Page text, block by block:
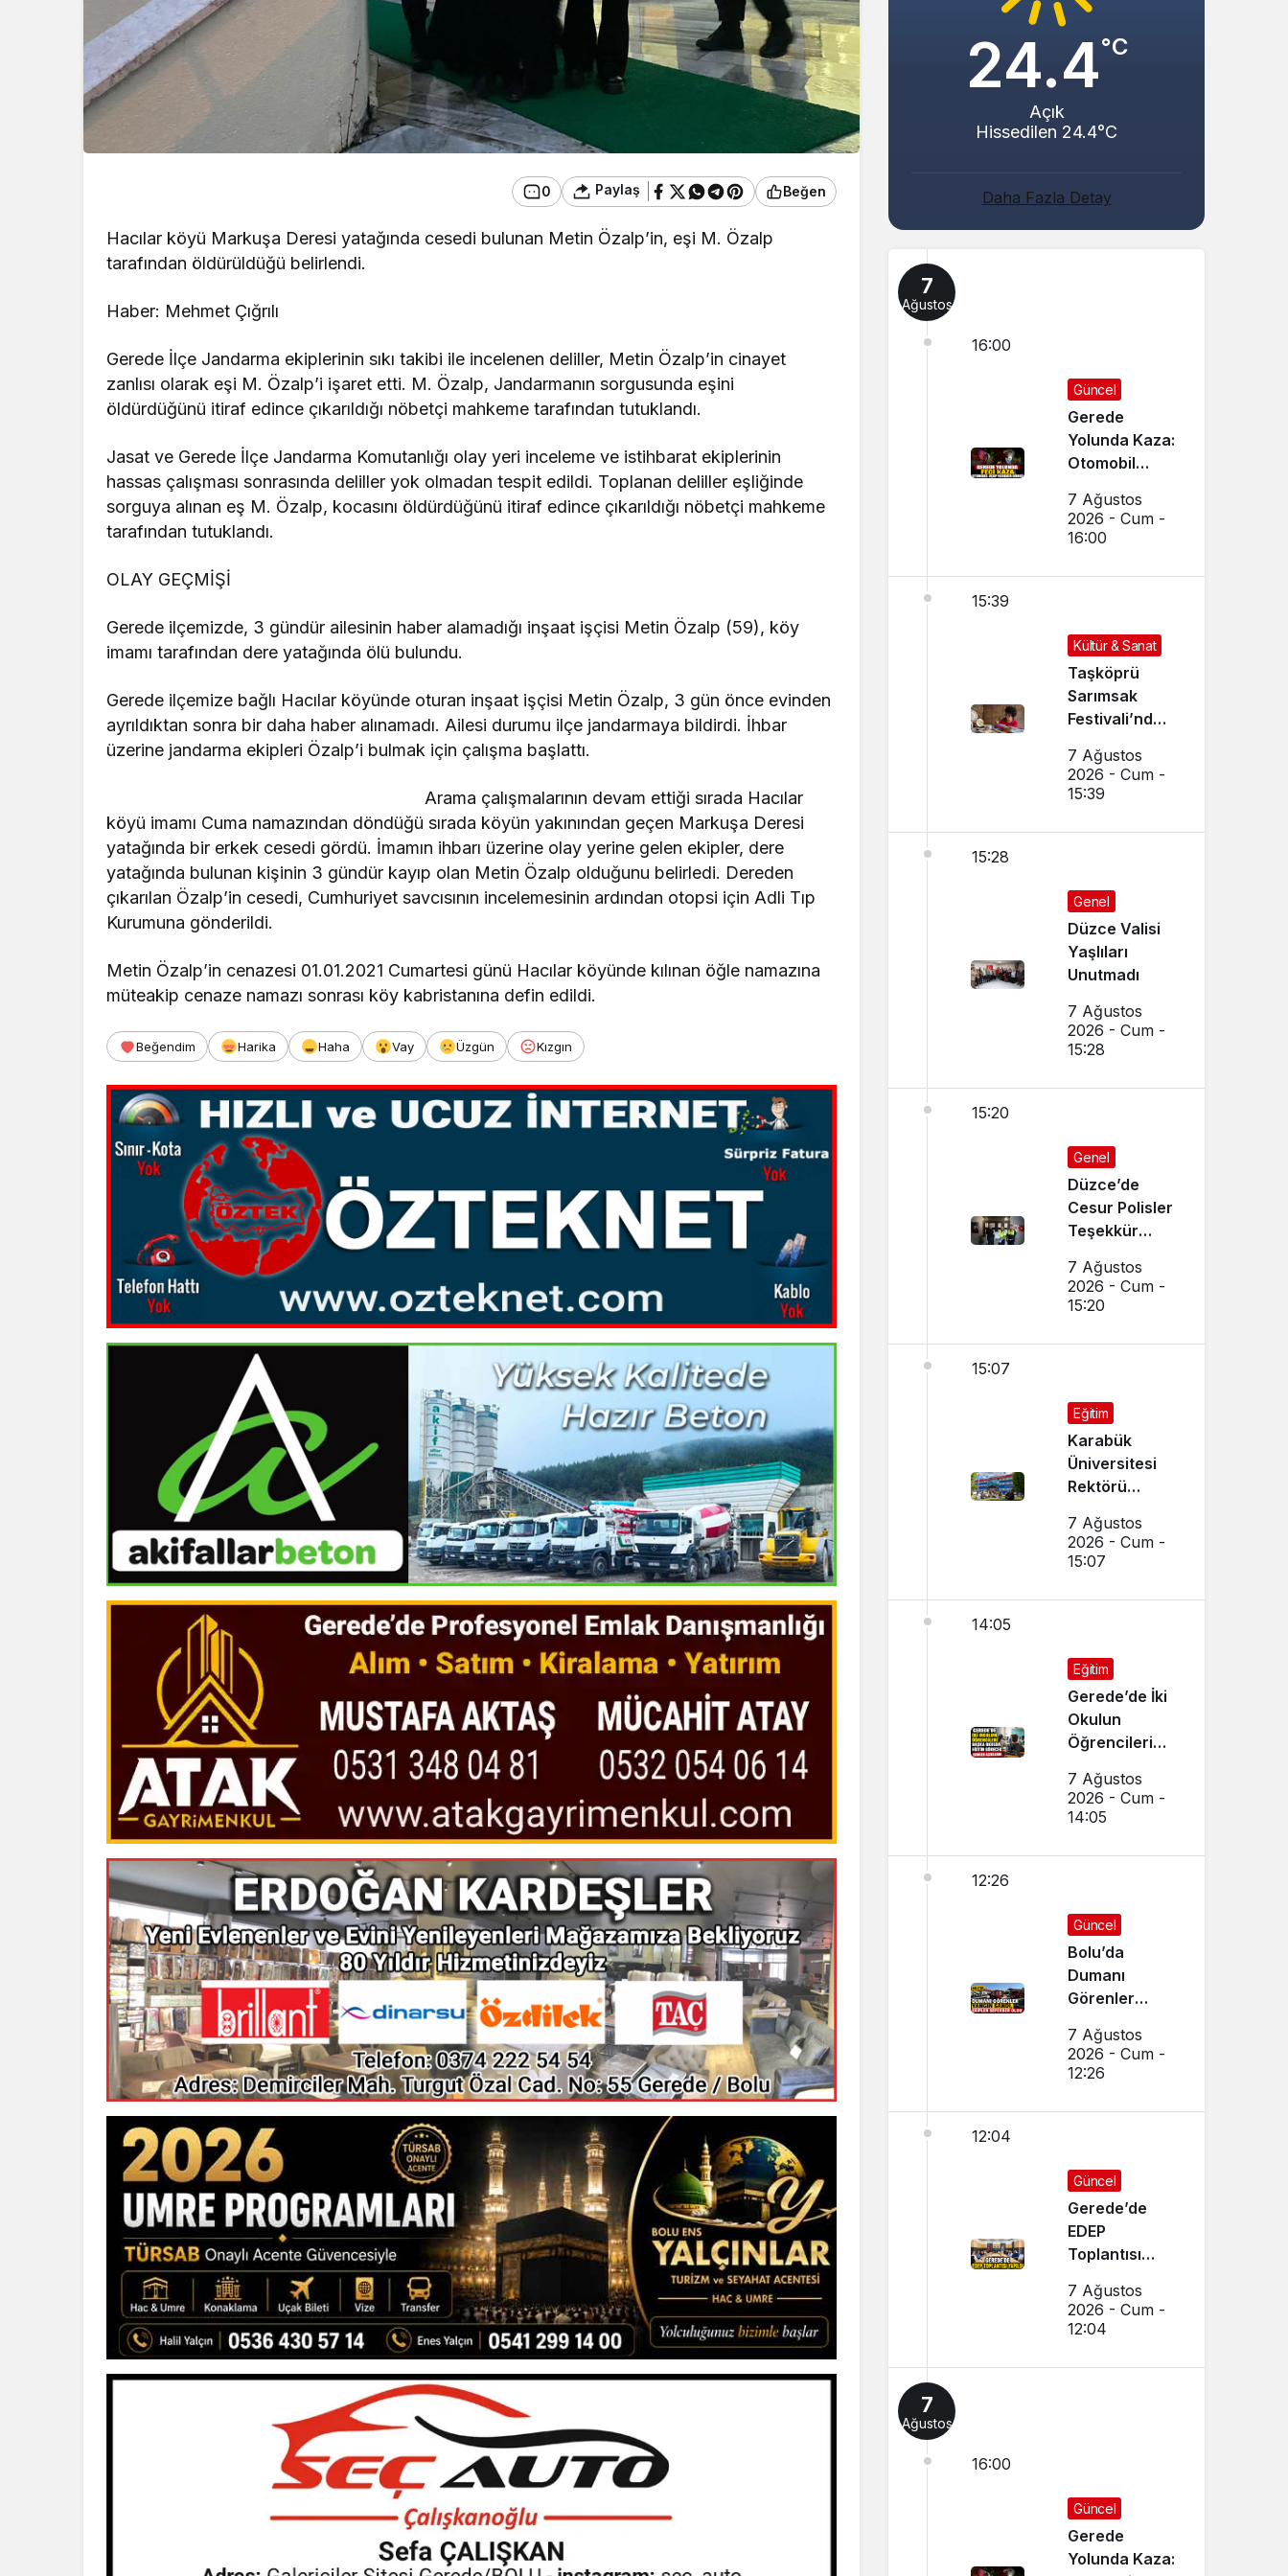
0 Paylaş Beğen
Hacılar köyü Markuşa Deresi yatağında cesedi bulunan Metin Özalp’in, eşi M. Özalp
tarafından öldürüldüğü belirlendi.
Haber: Mehmet Çığrılı
Gerede İlçe Jandarma ekiplerinin sıkı takibi ile incelenen deliller, Metin Özalp’in cinayet
zanlısı olarak eşi M. Özalp’i işaret etti. M. Özalp, Jandarmanın sorgusunda eşini
öldürdüğünü itiraf edince çıkarıldığı nöbetçi mahkeme tarafından tutuklandı.
Jasat ve Gerede İlçe Jandarma Komutanlığı olay yeri inceleme ve istihbarat ekiplerinin
hassas çalışması sonrasında deliller yok olmadan tespit edildi. Toplanan deliller eşliğinde
sorguya alınan eş M. Özalp, kocasını öldürdüğünü itiraf edince çıkarıldığı nöbetçi mahkeme
tarafından tutuklandı.
OLAY GEÇMİŞİ
Gerede ilçemizde, 3 gündür ailesinin haber alamadığı inşaat işçisi Metin Özalp (59), köy
imamı tarafından dere yatağında ölü bulundu.
Gerede ilçemize bağlı Hacılar köyünde oturan inşaat işçisi Metin Özalp, 3 gün önce evinden
ayrıldıktan sonra bir daha haber alınamadı. Ailesi durumu ilçe jandarmaya bildirdi. İhbar
üzerine jandarma ekipleri Özalp’i bulmak için çalışma başlattı.
Arama çalışmalarının devam ettiği sırada Hacılar
köyü imamı Cuma namazından döndüğü sırada köyün yakınından geçen Markuşa Deresi
yatağında bir erkek cesedi gördü. İmamın ihbarı üzerine olay yerine gelen ekipler, dere
yatağında bulunan kişinin 3 gündür kayıp olan Metin Özalp olduğunu belirledi. Dereden
çıkarılan Özalp’in cesedi, Cumhuriyet savcısının incelemesinin ardından otopsi için Adli Tıp
Kurumuna gönderildi.
Metin Özalp’in cenazesi 01.01.2021 Cumartesi günü Hacılar köyünde kılınan öğle namazına
müteakip cenaze namazı sonrası köy kabristanına defin edildi.
Beğendim Harika Haha Vay Üzgün Kızgın
24.4°C
Açık
Hissedilen 24.4°C
Daha Fazla Detay
7
Ağustos
16:00
Güncel
Gerede
Yolunda Kaza:
Otomobil
Hurdaya
Döndü
7 Ağustos
2026 - Cum -
16:00
15:39
Kültür & Sanat
Taşköprü
Sarımsak
Festivali’nde
Yöresel
Lezzetler
7 Ağustos
2026 - Cum -
15:39
15:28
Genel
Düzce Valisi
Yaşlıları
Unutmadı
7 Ağustos
2026 - Cum -
15:28
15:20
Genel
Düzce’de
Cesur Polisler
Teşekkür
7 Ağustos
2026 - Cum -
15:20
15:07
Eğitim
Karabük
Üniversitesi
Rektörü
Aday
Öğrencilere
7 Ağustos
2026 - Cum -
15:07
14:05
Eğitim
Gerede’de İki
Okulun
Öğrencileri
Eğitim
Görecek
7 Ağustos
2026 - Cum -
14:05
12:26
Güncel
Bolu’da
Dumanı
Görenler
Ekipler
Seferber Oldu
7 Ağustos
2026 - Cum -
12:26
12:04
Güncel
Gerede’de
EDEP
Toplantısı
7 Ağustos
2026 - Cum -
12:04
7
Ağustos
16:00
Güncel
Gerede
Yolunda Kaza: